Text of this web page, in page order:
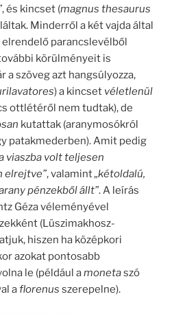
, és kincset (magnus thesaurus
Minderről a két vajda által
parancslevélből
körülményeit is
a szöveg azt hangsúlyozza,
) a kincset véletlenül
ottlétéről nem tudtak), de
kutattak (aranymosókról
patakmederben). Amit pedig
viaszba volt teljesen
elrejtve”, valamint„kétoldalú,
pénzekből állt”. A leírás
Géza véleményével
(Lüszimakhosz-
hiszen ha középkori
azokat pontosabb
le (például amonetaszó
aflorenus szerepelne).